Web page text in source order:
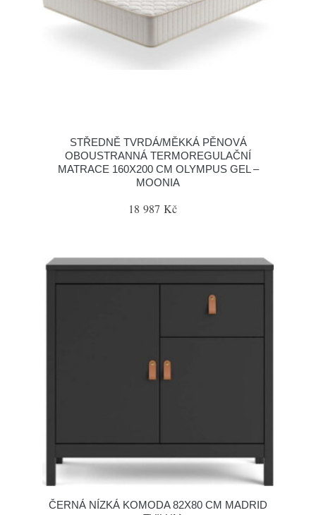
STŘEDNĚ TVRDÁ/MĚKKÁ PĚNOVÁ
OBOUSTRANNÁ TERMOREGULAČNÍ
MATRACE 160X200 CM OLYMPUS GEL –
MOONIA
18 987 Kč
ČERNÁ NÍZKÁ KOMODA 82X80 CM MADRID